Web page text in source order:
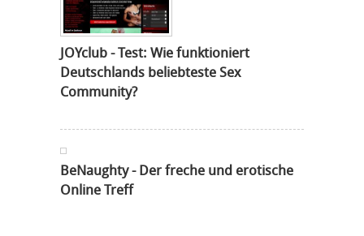
JOYclub - Test: Wie funktioniert
Deutschlands beliebteste Sex
Community?
BeNaughty - Der freche und erotische
Online Treff